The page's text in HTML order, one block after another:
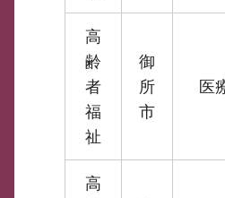
高
齢
者
福
祉
御
所
市
医
高